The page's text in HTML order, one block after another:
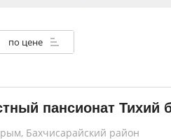
по цене
пансионат Тихий
Бахчисарайский район